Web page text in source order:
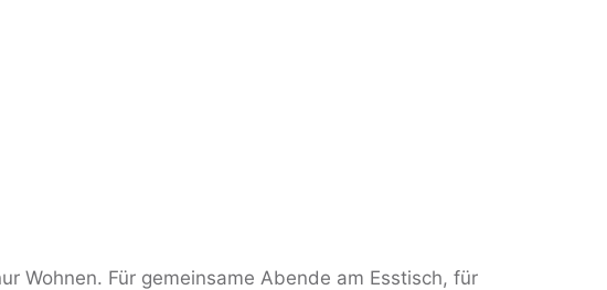
Wohnen. Für gemeinsame Abende am Esstisch, für